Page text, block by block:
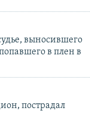
выносившего
в плен в
пострадал